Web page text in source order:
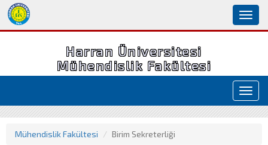
Harran Üniversitesi
Mühendislik Fakültesi
Mühendislik Fakültesi Birim Sekreterliği